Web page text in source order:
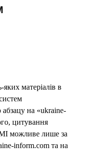
матеріалів в
на «ukraine-
цитування
можливе лише за
inform.com та на